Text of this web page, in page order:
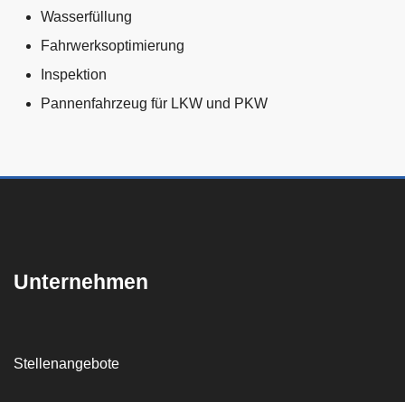
Wasserfüllung
Fahrwerksoptimierung
Inspektion
Pannenfahrzeug für LKW und PKW
Unternehmen
Stellenangebote